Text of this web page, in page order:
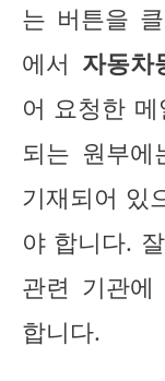
는 버튼을
에서 자동차
어 요청한
되는 원부
기재되어 있
야 합니다.
관련 기관
합니다.